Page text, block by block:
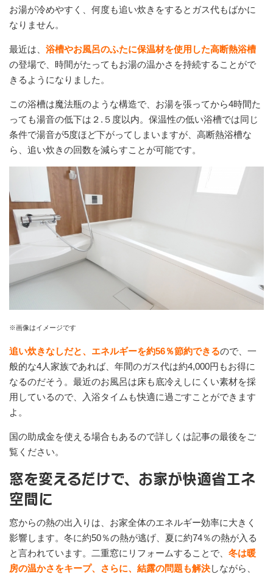
お湯が冷めやすく、何度も追い炊きをするとガス代もばかに
なりません。
最近は、 浴槽やお風呂のふたに保温材を使用した高断熱浴槽
の登場で、時間がたってもお湯の温かさを持続することがで
きるようになりました。
この浴槽は魔法瓶のような構造で、お湯を張ってから4時間た
っても湯音の低下は２.５度以内。保温性の低い浴槽では同じ
条件で湯音が5度ほど下がってしまいますが、高断熱浴槽な
ら、追い炊きの回数を減らすことが可能です。
※画像はイメージです
追い炊きなしだと、エネルギーを約56％節約できるので、一
般的な4人家族であれば、年間のガス代は約4,000円もお得に
なるのだそう。最近のお風呂は床も底冷えしにくい素材を採
用しているので、入浴タイムも快適に過ごすことができます
よ。
国の助成金を使える場合もあるので詳しくは記事の最後をご
覧ください。
窓を変えるだけで、お家が快適省エネ
空間に
窓からの熱の出入りは、お家全体のエネルギー効率に大きく
影響します。冬に約50％の熱が逃げ、夏に約74％の熱が入る
と言われています。二重窓にリフォームすることで、 冬は暖
房の温かさをキープ、さらに、結露の問題も解決しながら、